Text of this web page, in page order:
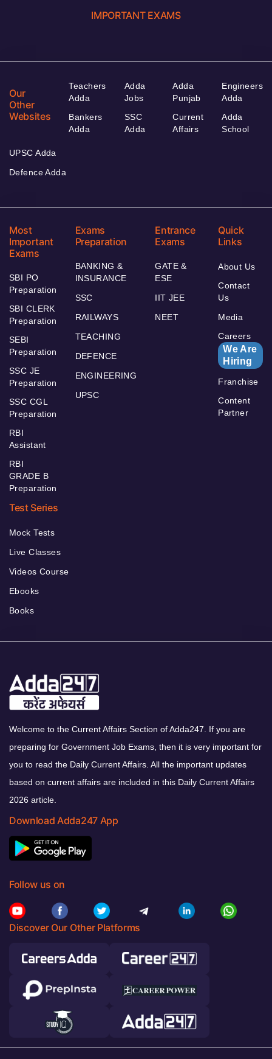
IMPORTANT EXAMS
Our
Other
Websites
Teachers
Adda
Bankers
Adda
Adda
Jobs
SSC
Adda
Adda
Punjab
Current
Affairs
Engineers
Adda
Adda
School
UPSC Adda
Defence Adda
Most
Important
Exams
SBI PO
Preparation
SBI CLERK
Preparation
SEBI
Preparation
SSC JE
Preparation
SSC CGL
Preparation
RBI
Assistant
RBI
GRADE B
Preparation
Exams
Preparation
BANKING &
INSURANCE
SSC
RAILWAYS
TEACHING
DEFENCE
ENGINEERING
UPSC
Entrance
Exams
GATE &
ESE
IIT JEE
NEET
Quick
Links
About Us
Contact
Us
Media
Careers
We Are
Hiring
Franchise
Content
Partner
Test Series
Mock Tests
Live Classes
Videos Course
Ebooks
Books
Welcome to the Current Affairs Section of Adda247. If you are
preparing for Government Job Exams, then it is very important for
you to read the Daily Current Affairs. All the important updates
based on current affairs are included in this Daily Current Affairs
2026 article.
Download Adda247 App
Follow us on
Discover Our Other Platforms